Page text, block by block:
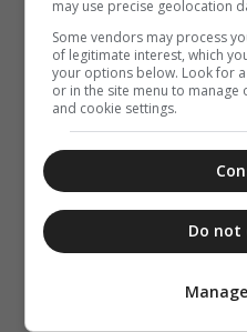
may use precise geolocation
Some vendors may process
of legitimate interest, which
your options below. Look for
or in the site menu to
and cookie settings.
Do not